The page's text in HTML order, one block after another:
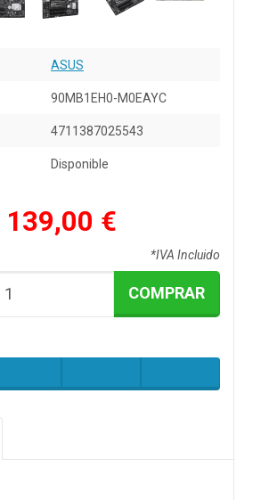
ASUS
90MB1EH0-M0EAYC
4711387025543
Disponible
139,00 €
*IVA Incluido
COMPRAR